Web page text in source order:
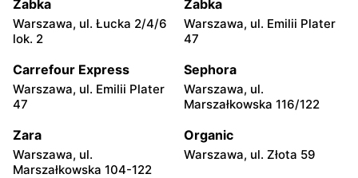
Jadachy, ul. Jadachy 111 Jeżowe, ul. Zalesie 77
Kazimierza Wielka, ul.
Kolejowa 15
Kamień, ul. Błonie 23
Górki, ul. Górki 71
Gumniska, ul. Gumniska
157C
Żabka
Warszawa, ul. Łucka 2/4/6
lok. 2
Żabka
Warszawa, ul. Emilii Plater
47
Carrefour Express
Warszawa, ul. Emilii Plater
47
Sephora
Warszawa, ul.
Marszałkowska 116/122
Zara
Warszawa, ul.
Marszałkowska 104-122
Organic
Warszawa, ul. Złota 59